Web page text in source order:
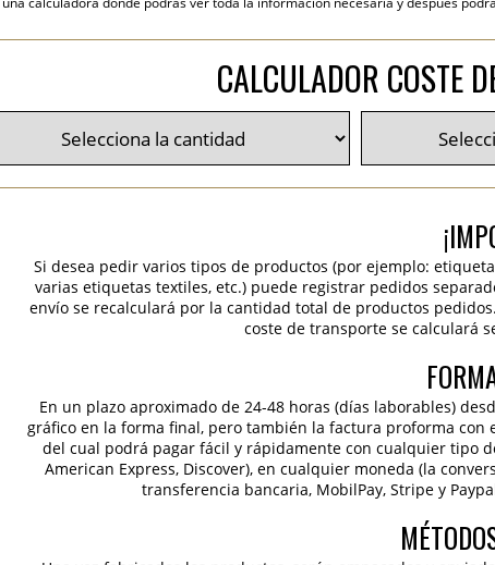
CALCULADOR COSTE
Si desea pedir varios tipos de productos (por ejemplo:
varias etiquetas textiles, etc.) puede registrar pedidos
envío se recalculará por la cantidad total de productos
coste de transporte se calculará
En un plazo aproximado de 24-48 horas (días laborables)
gráfico en la forma final, pero también la factura proforma
del cual podrá pagar fácil y rápidamente con cualquier tipo
American Express, Discover), en cualquier moneda (la
transferencia bancaria, MobilPay, Stripe y